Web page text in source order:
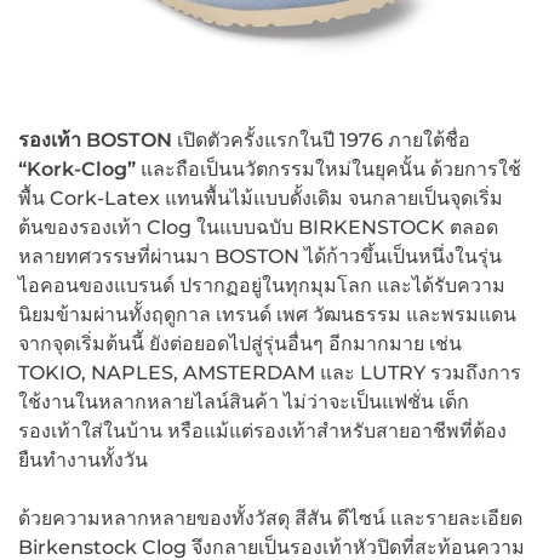
รองเท้า BOSTON เปิดตัวครั้งแรกในปี 1976 ภายใต้ชื่อ
“Kork-Clog” และถือเป็นนวัตกรรมใหม่ในยุคนั้น ด้วยการใช้
พื้น Cork-Latex แทนพื้นไม้แบบดั้งเดิม จนกลายเป็นจุดเริ่ม
ต้นของรองเท้า Clog ในแบบฉบับ BIRKENSTOCK ตลอด
หลายทศวรรษที่ผ่านมา BOSTON ได้ก้าวขึ้นเป็นหนึ่งในรุ่น
ไอคอนของแบรนด์ ปรากฏอยู่ในทุกมุมโลก และได้รับความ
นิยมข้ามผ่านทั้งฤดูกาล เทรนด์ เพศ วัฒนธรรม และพรมแดน
จากจุดเริ่มต้นนี้ ยังต่อยอดไปสู่รุ่นอื่นๆ อีกมากมาย เช่น
TOKIO, NAPLES, AMSTERDAM และ LUTRY รวมถึงการ
ใช้งานในหลากหลายไลน์สินค้า ไม่ว่าจะเป็นแฟชั่น เด็ก
รองเท้าใส่ในบ้าน หรือแม้แต่รองเท้าสำหรับสายอาชีพที่ต้อง
ยืนทำงานทั้งวัน
ด้วยความหลากหลายของทั้งวัสดุ สีสัน ดีไซน์ และรายละเอียด
Birkenstock Clog จึงกลายเป็นรองเท้าหัวปิดที่สะท้อนความ